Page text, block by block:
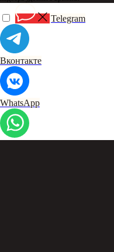
Telegram
Вконтакте
WhatsApp